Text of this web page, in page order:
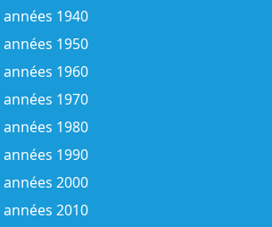
1940
1950
1960
1970
1980
1990
2000
2010